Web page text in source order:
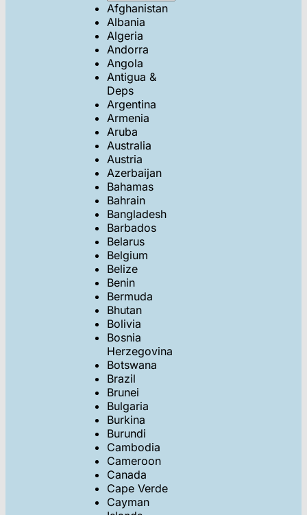
Afghanistan
Albania
Algeria
Andorra
Angola
Antigua &
Deps
Argentina
Armenia
Aruba
Australia
Austria
Azerbaijan
Bahamas
Bahrain
Bangladesh
Barbados
Belarus
Belgium
Belize
Benin
Bermuda
Bhutan
Bolivia
Bosnia
Herzegovina
Botswana
Brazil
Brunei
Bulgaria
Burkina
Burundi
Cambodia
Cameroon
Canada
Cape Verde
Cayman